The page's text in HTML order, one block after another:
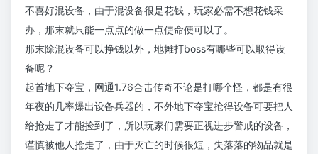
不喜好混设备，由于混设备很是花钱，玩家必需不想花钱采
办，那末就只能一点点的做一点使命便可以了。
那末除混设备可以挣钱以外，地摊打boss有哪些可以取得设
备呢？
起首地下夺宝，网通1.76合击传奇不论是打哪个怪，都是有很
年夜的几率爆出设备兵器的，不外地下夺宝抢得设备可要把人
给抢走了才能捡到了，所以玩家们需要正视进步警戒的设备，
谨慎被他人抢走了，由于灭亡的时候很短，失落落的物品就是